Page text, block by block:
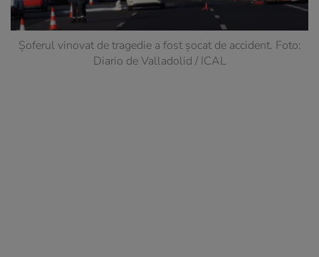
Șoferul vinovat de tragedie a fost șocat de accident. Foto:
Diario de Valladolid / ICAL